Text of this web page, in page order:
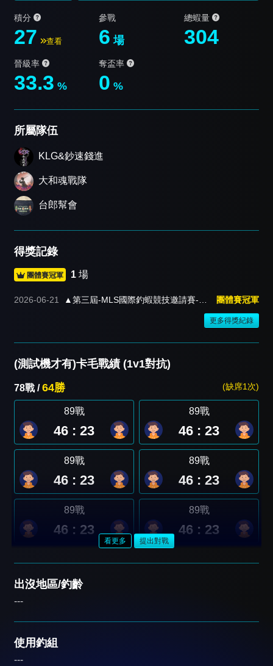
積分
27 查看
參戰
6場
總蝦量
304
晉級率
33.3%
奪盃率
0 %
所屬隊伍
KLG&鈔速錢進
大和魂戰隊
台郎幫會
得獎記錄
團體賽冠軍 1 場
2026-06-21
▲第三屆-MLS國際釣蝦競技邀請賽-四
團體賽冠軍
更多得獎紀錄
(測試機才有)卡毛戰績 (1v1對抗)
78戰 /64勝 (缺席1次)
89戰
46 : 23
89戰
46 : 23
89戰
46 : 23
89戰
46 : 23
89戰
46 : 23
89戰
46 : 23
看更多 提出對戰
出沒地區/釣齡
---
使用釣組
---